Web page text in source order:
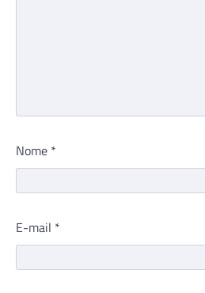
Nome *
E-mail *